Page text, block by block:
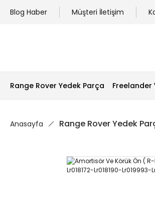
Blog Haber Müşteri İletişim
Range Rover Yedek Parça Freelander
Anasayfa Range Rover Yedek